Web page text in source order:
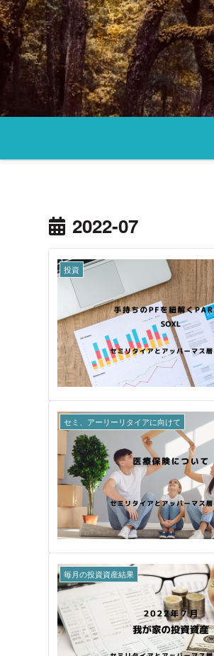
2022-07
投資
セミ、アーリーリタイアに向けて
毎月の投資資産結果